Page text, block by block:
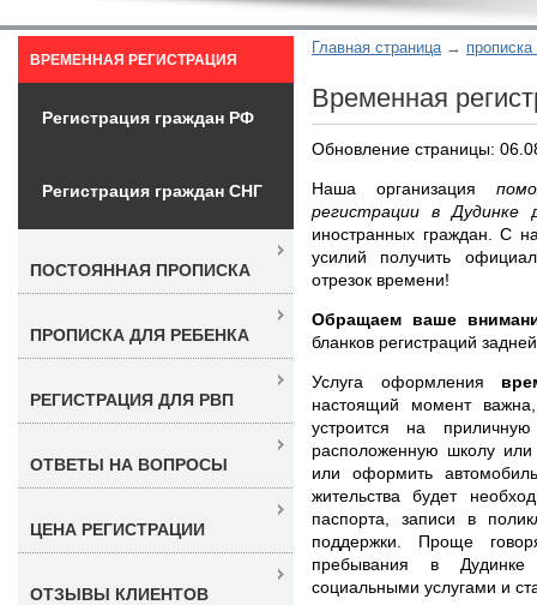
Главная страница
Временная
Обновление страницы:
Наша организация
регистрации в Дудинке
иностранных граждан. С
усилий получить
отрезок времени!
Обращаем ваше
бланков регистраций
Услуга оформления
настоящий момент
устроится на
расположенную школу
или оформить
жительства будет
паспорта, записи в
поддержки. Проще
пребывания в
социальными услугами и
ВРЕМЕННАЯ РЕГИСТРАЦИЯ
Регистрация граждан РФ
Регистрация граждан СНГ
ПОСТОЯННАЯ ПРОПИСКА
ПРОПИСКА ДЛЯ РЕБЕНКА
РЕГИСТРАЦИЯ ДЛЯ РВП
ОТВЕТЫ НА ВОПРОСЫ
ЦЕНА РЕГИСТРАЦИИ
ОТЗЫВЫ КЛИЕНТОВ